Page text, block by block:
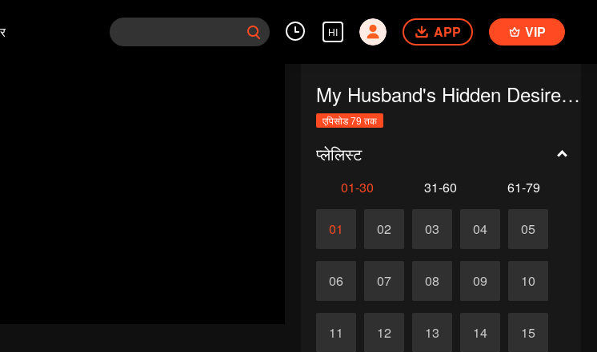
HI APP VIP
My Husband's Hidden Desires (English Ver.)
एपिसोड 79 तक
प्लेलिस्ट
01-30 31-60 61-79
01 02 03 04 05
06 07 08 09 10
11 12 13 14 15